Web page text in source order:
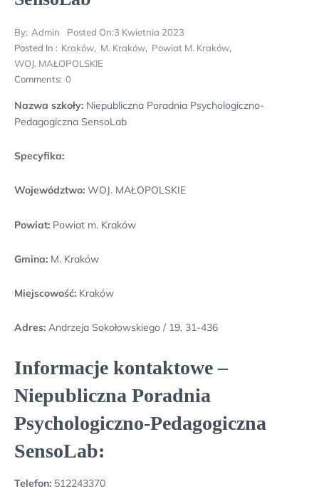
By: Admin Posted On:3 Kwietnia 2023
Posted In : Kraków, M. Kraków, Powiat M. Kraków,
WOJ. MAŁOPOLSKIE
Comments: 0
Nazwa szkoły: Niepubliczna Poradnia Psychologiczno-
Pedagogiczna SensoLab
Specyfika:
Województwo: WOJ. MAŁOPOLSKIE
Powiat: Powiat m. Kraków
Gmina: M. Kraków
Miejscowość: Kraków
Adres: Andrzeja Sokołowskiego / 19, 31-436
Informacje kontaktowe –
Niepubliczna Poradnia
Psychologiczno-Pedagogiczna
SensoLab:
Telefon: 512243370